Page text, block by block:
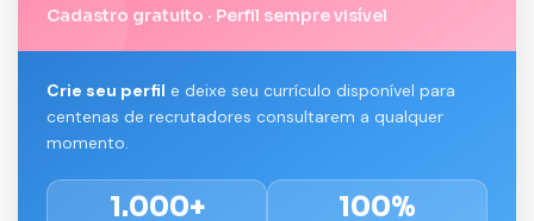
Cadastro gratuito · Perfil sempre visível
Crie seu perfil e deixe seu currículo disponível para
centenas de recrutadores consultarem a qualquer
momento.
1.000+ 100%